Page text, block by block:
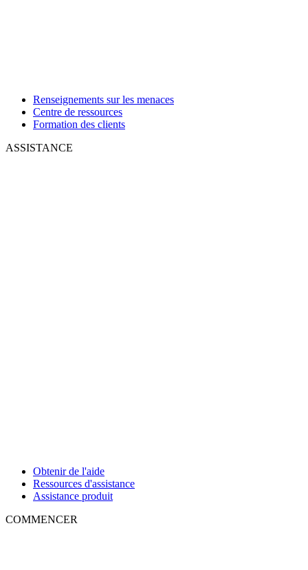
Renseignements sur les menaces
Centre de ressources
Formation des clients
ASSISTANCE
Obtenir de l'aide
Ressources d'assistance
Assistance produit
COMMENCER